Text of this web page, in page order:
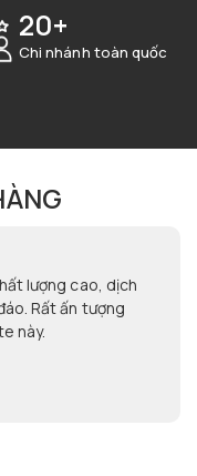
20+
Chi nhánh toàn quốc
lượng cao, dịch
Rất ấn tượng
này.